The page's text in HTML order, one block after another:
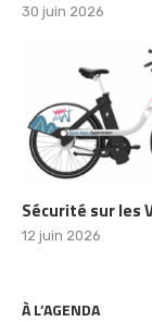
30 juin 2026
Sécurité sur les
12 juin 2026
À L’AGENDA